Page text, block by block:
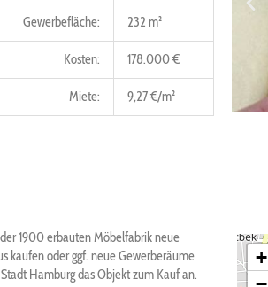
Gewerbefläche: 232 m²
Kosten: 178.000 €
Miete: 9,27 €/m²
1900 erbauten Möbelfabrik neue
kaufen oder ggf. neue Gewerberäume
Hamburg das Objekt zum Kauf an.
+